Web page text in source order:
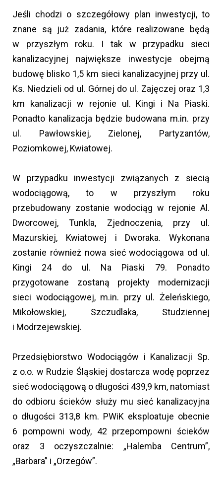
Jeśli chodzi o szczegółowy plan inwestycji, to
znane są już zadania, które realizowane będą
w przyszłym roku. I tak w przypadku sieci
kanalizacyjnej największe inwestycje obejmą
budowę blisko 1,5 km sieci kanalizacyjnej przy ul.
Ks. Niedzieli od ul. Górnej do ul. Zajęczej oraz 1,3
km kanalizacji w rejonie ul. Kingi i Na Piaski.
Ponadto kanalizacja będzie budowana m.in. przy
ul. Pawłowskiej, Zielonej, Partyzantów,
Poziomkowej, Kwiatowej.
W przypadku inwestycji związanych z siecią
wodociągową, to w przyszłym roku
przebudowany zostanie wodociąg w rejonie Al.
Dworcowej, Tunkla, Zjednoczenia, przy ul.
Mazurskiej, Kwiatowej i Dworaka. Wykonana
zostanie również nowa sieć wodociągowa od ul.
Kingi 24 do ul. Na Piaski 79. Ponadto
przygotowane zostaną projekty modernizacji
sieci wodociągowej, m.in. przy ul. Żeleńskiego,
Mikołowskiej, Szczudlaka, Studziennej
i Modrzejewskiej.
Przedsiębiorstwo Wodociągów i Kanalizacji Sp.
z o.o. w Rudzie Śląskiej dostarcza wodę poprzez
sieć wodociągową o długości 439,9 km, natomiast
do odbioru ścieków służy mu sieć kanalizacyjna
o długości 313,8 km. PWiK eksploatuje obecnie
6 pompowni wody, 42 przepompowni ścieków
oraz 3 oczyszczalnie: „Halemba Centrum”,
„Barbara” i „Orzegów”.